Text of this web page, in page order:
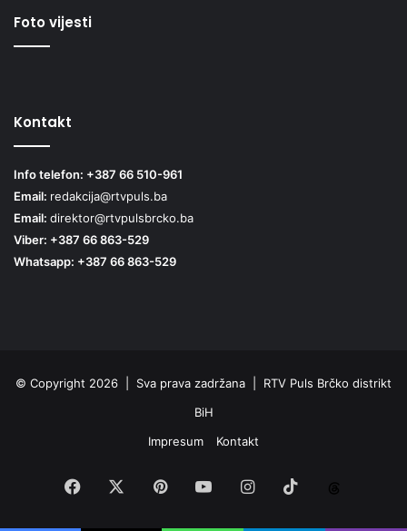
Foto vijesti
Kontakt
Info telefon: +387 66 510-961
Email: redakcija@rtvpuls.ba
Email: direktor@rtvpulsbrcko.ba
Viber: +387 66 863-529
Whatsapp: +387 66 863-529
© Copyright 2026 | Sva prava zadržana | RTV Puls Brčko distrikt
BiH
Impresum
Kontakt
Facebook PinterestYouTubeInstagram
TikTok